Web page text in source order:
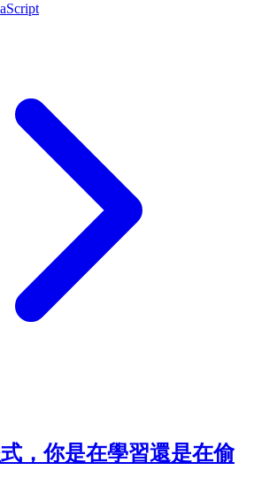
，你是在學習還是在偷